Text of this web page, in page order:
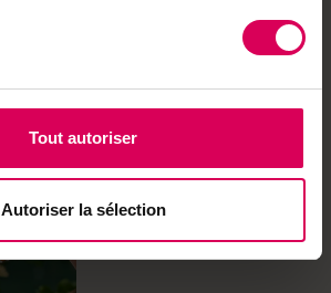
Tout autoriser
Autoriser la sélection
Terroir
primé à Paris pour son
piège à frelons
asiatiques